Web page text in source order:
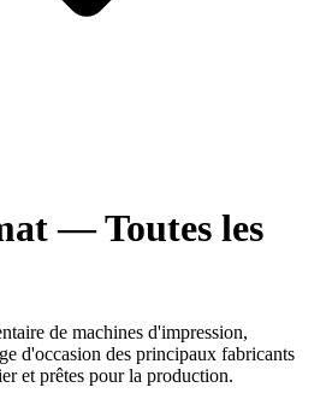
— Toutes les
de machines d'impression,
d'occasion des principaux fabricants
et prêtes pour la production.